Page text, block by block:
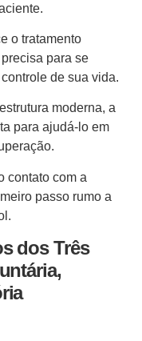
o tratamento
para se
de sua vida.
moderna, a
para ajudá-lo em
contato com a
passo rumo a
dos Três